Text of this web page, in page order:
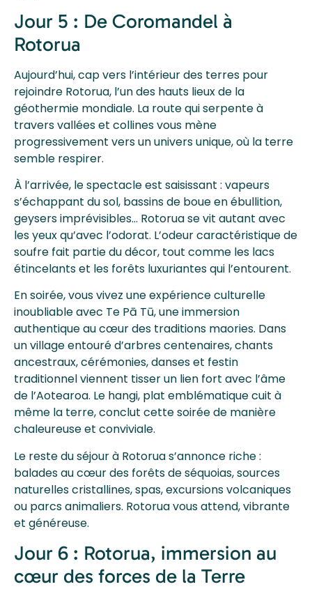
Jour 5 : De Coromandel à
Rotorua
Aujourd’hui, cap vers l’intérieur des terres pour
rejoindre Rotorua, l’un des hauts lieux de la
géothermie mondiale. La route qui serpente à
travers vallées et collines vous mène
progressivement vers un univers unique, où la terre
semble respirer.
À l’arrivée, le spectacle est saisissant : vapeurs
s’échappant du sol, bassins de boue en ébullition,
geysers imprévisibles… Rotorua se vit autant avec
les yeux qu’avec l’odorat. L’odeur caractéristique de
soufre fait partie du décor, tout comme les lacs
étincelants et les forêts luxuriantes qui l’entourent.
En soirée, vous vivez une expérience culturelle
inoubliable avec Te Pā Tū, une immersion
authentique au cœur des traditions maories. Dans
un village entouré d’arbres centenaires, chants
ancestraux, cérémonies, danses et festin
traditionnel viennent tisser un lien fort avec l’âme
de l’Aotearoa. Le hangi, plat emblématique cuit à
même la terre, conclut cette soirée de manière
chaleureuse et conviviale.
Le reste du séjour à Rotorua s’annonce riche :
balades au cœur des forêts de séquoias, sources
naturelles cristallines, spas, excursions volcaniques
ou parcs animaliers. Rotorua vous attend, vibrante
et généreuse.
Jour 6 : Rotorua, immersion au
cœur des forces de la Terre